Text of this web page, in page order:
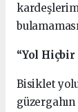
“Yol Hiçbir
Bisiklet